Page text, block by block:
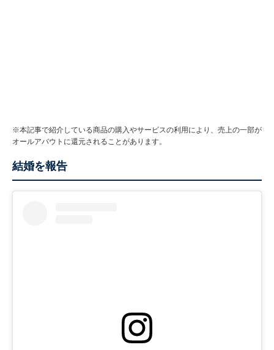
※本記事で紹介している商品の購入やサービスの利用により、売上の一部が
オールアバウトに還元されることがあります。
結婚を報告